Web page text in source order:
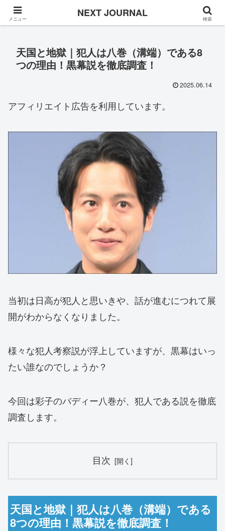
Once in a while
天国と地獄｜犯人は八巻（溝端）である8
つの理由！黒幕説を徹底調査！
2025.06.14
アフィリエイト広告を利用しています。
当初は日高が犯人と思いきや、話が進むにつれて展
開がわからなくなりました。
様々な犯人考察説が浮上していますが、黒幕はいっ
たい誰なのでしょうか？
今回は彩子のバディー八巻が、犯人である説を徹底
調査します。
目次
天国と地獄｜犯人は八巻（溝端）である
8つの理由！黒幕説を徹底調査！
メニュー NEXT JOURNAL 検索